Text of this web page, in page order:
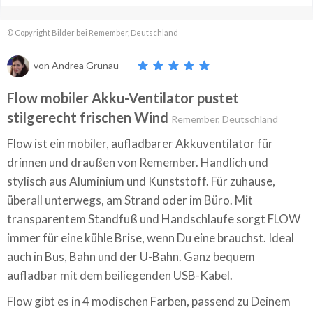
© Copyright Bilder bei Remember, Deutschland
von Andrea Grunau -
Flow mobiler Akku-Ventilator pustet
stilgerecht frischen Wind Remember, Deutschland
Flow ist ein mobiler, aufladbarer Akkuventilator für
drinnen und draußen von Remember. Handlich und
stylisch aus Aluminium und Kunststoff. Für zuhause,
überall unterwegs, am Strand oder im Büro. Mit
transparentem Standfuß und Handschlaufe sorgt FLOW
immer für eine kühle Brise, wenn Du eine brauchst. Ideal
auch in Bus, Bahn und der U-Bahn. Ganz bequem
aufladbar mit dem beiliegenden USB-Kabel.
Flow gibt es in 4 modischen Farben, passend zu Deinem